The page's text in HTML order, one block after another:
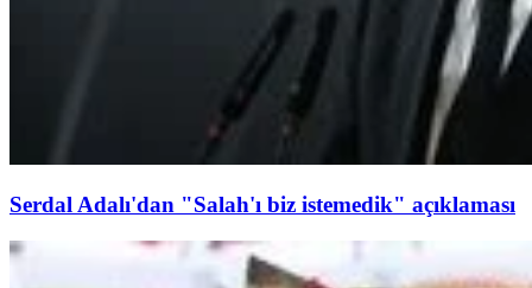
Serdal Adalı'dan "Salah'ı biz istemedik" açıklaması